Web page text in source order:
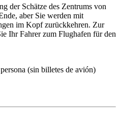
der Schätze des Zentrums von
aber Sie werden mit
im Kopf zurückkehren. Zur
Ihr Fahrer zum Flughafen für den
(sin billetes de avión)